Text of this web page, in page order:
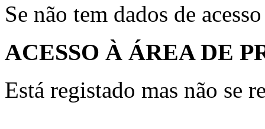
Se não tem dados de
ACESSO À ÁREA DE
Está registado mas não se